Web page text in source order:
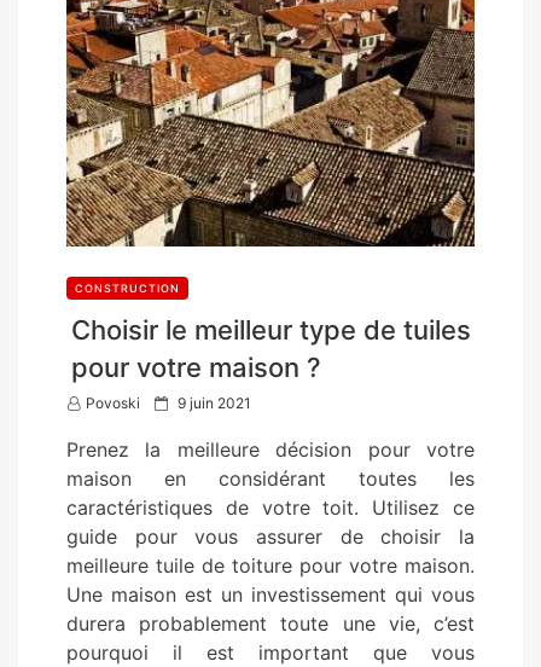
CONSTRUCTION
Choisir le meilleur type de tuiles
pour votre maison ?
Povoski
P
t
e
d
o
n
9 juin 2021
Prenez la meilleure décision pour votre
maison en considérant toutes les
caractéristiques de votre toit. Utilisez ce
guide pour vous assurer de choisir la
meilleure tuile de toiture pour votre maison.
Une maison est un investissement qui vous
durera probablement toute une vie, c’est
pourquoi il est important que vous